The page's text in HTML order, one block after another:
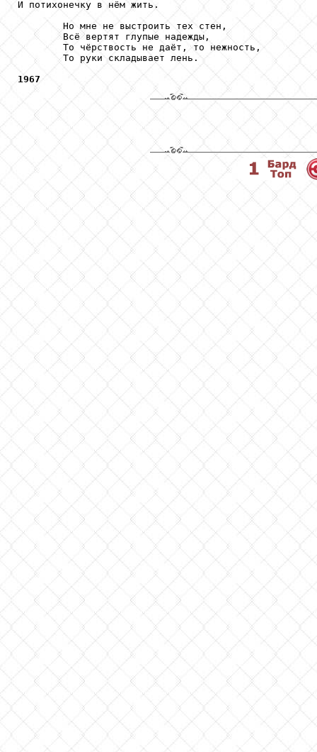
И потихонечку в нём жить.
        Но мне не выстроить тех стен,
        Всё вертят глупые надежды,
        То чёрствость не даёт, то нежность,
        То руки складывает лень.
1967